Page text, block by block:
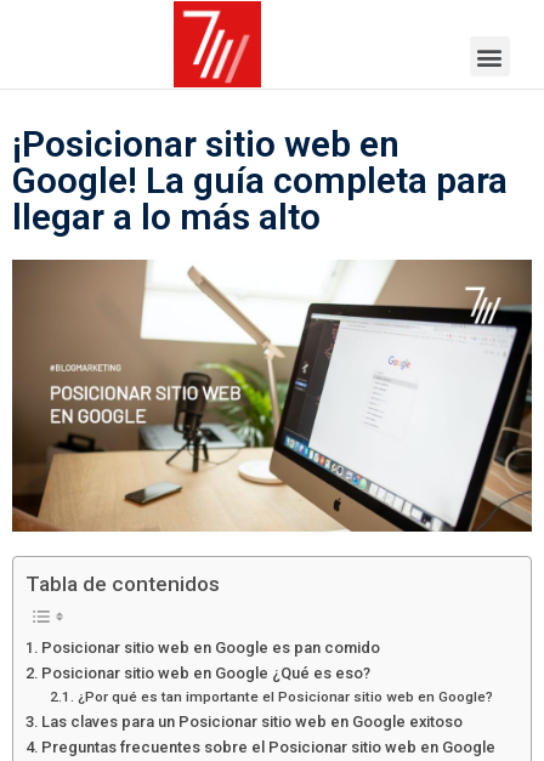
¡Posicionar sitio web en
Google! La guía completa para
llegar a lo más alto
Tabla de contenidos
Posicionar sitio web en Google es pan comido
Posicionar sitio web en Google ¿Qué es eso?
¿Por qué es tan importante el Posicionar sitio web en Google?
Las claves para un Posicionar sitio web en Google exitoso
Preguntas frecuentes sobre el Posicionar sitio web en Google